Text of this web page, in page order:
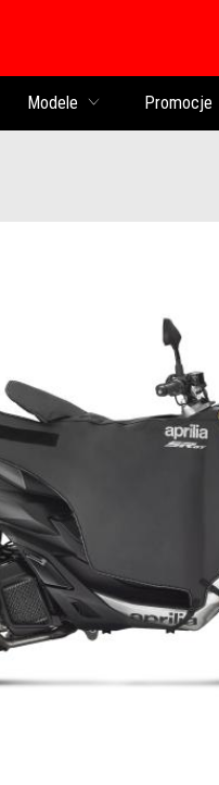
Modele Promocje